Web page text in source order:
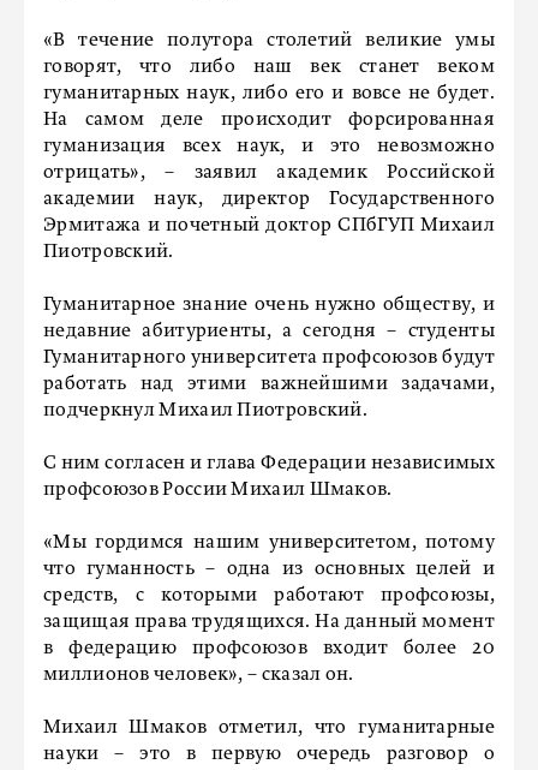
«В течение полутора столетий великие умы
говорят, что либо наш век станет веком
гуманитарных наук, либо его и вовсе не будет.
На самом деле происходит форсированная
гуманизация всех наук, и это невозможно
отрицать», – заявил академик Российской
академии наук, директор Государственного
Эрмитажа и почетный доктор СПбГУП Михаил
Пиотровский.
Гуманитарное знание очень нужно обществу, и
недавние абитуриенты, а сегодня – студенты
Гуманитарного университета профсоюзов будут
работать над этими важнейшими задачами,
подчеркнул Михаил Пиотровский.
С ним согласен и глава Федерации независимых
профсоюзов России Михаил Шмаков.
«Мы гордимся нашим университетом, потому
что гуманность – одна из основных целей и
средств, с которыми работают профсоюзы,
защищая права трудящихся. На данный момент
в федерацию профсоюзов входит более 20
миллионов человек», – сказал он.
Михаил Шмаков отметил, что гуманитарные
науки – это в первую очередь разговор о